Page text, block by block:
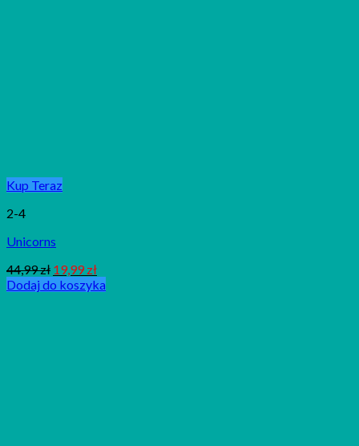
Kup Teraz
2-4
Unicorns
44,99zł 19,99zł
Dodaj do koszyka